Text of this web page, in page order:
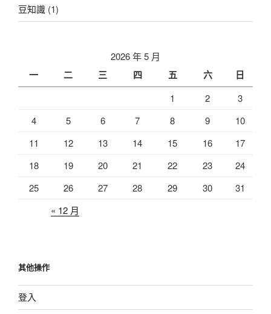
豆知識 (1)
2026 年 5 月
一 二 三 四 五 六 日
1 2
3
4
5 6 7 8 9
10
11
12 13 14 15 16
17
18
19 20 21 22 23
24
25
26 27 28 29 30
31
« 12 月
其他操作
登入